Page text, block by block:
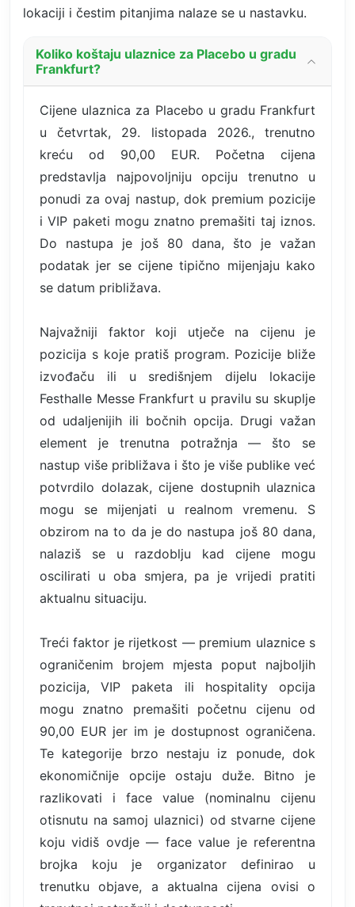
lokaciji i čestim pitanjima nalaze se u nastavku.
Koliko koštaju ulaznice za Placebo u gradu
Frankfurt?
Cijene ulaznica za Placebo u gradu Frankfurt
u četvrtak, 29. listopada 2026., trenutno
kreću od 90,00 EUR. Početna cijena
predstavlja najpovoljniju opciju trenutno u
ponudi za ovaj nastup, dok premium pozicije
i VIP paketi mogu znatno premašiti taj iznos.
Do nastupa je još 80 dana, što je važan
podatak jer se cijene tipično mijenjaju kako
se datum približava.
Najvažniji faktor koji utječe na cijenu je
pozicija s koje pratiš program. Pozicije bliže
izvođaču ili u središnjem dijelu lokacije
Festhalle Messe Frankfurt u pravilu su skuplje
od udaljenijih ili bočnih opcija. Drugi važan
element je trenutna potražnja — što se
nastup više približava i što je više publike već
potvrdilo dolazak, cijene dostupnih ulaznica
mogu se mijenjati u realnom vremenu. S
obzirom na to da je do nastupa još 80 dana,
nalaziš se u razdoblju kad cijene mogu
oscilirati u oba smjera, pa je vrijedi pratiti
aktualnu situaciju.
Treći faktor je rijetkost — premium ulaznice s
ograničenim brojem mjesta poput najboljih
pozicija, VIP paketa ili hospitality opcija
mogu znatno premašiti početnu cijenu od
90,00 EUR jer im je dostupnost ograničena.
Te kategorije brzo nestaju iz ponude, dok
ekonomičnije opcije ostaju duže. Bitno je
razlikovati i face value (nominalnu cijenu
otisnutu na samoj ulaznici) od stvarne cijene
koju vidiš ovdje — face value je referentna
brojka koju je organizator definirao u
trenutku objave, a aktualna cijena ovisi o